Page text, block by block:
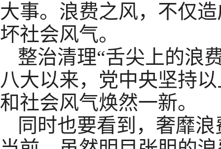
大事。浪费之风，不仅
坏社会风气。
整治清理“舌尖上的浪
八大以来，党中央坚持
和社会风气焕然一新。
同时也要看到，奢靡